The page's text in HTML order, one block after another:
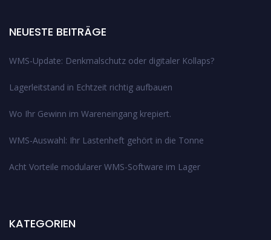
NEUESTE BEITRÄGE
WMS-Update: Denkmalschutz oder digitaler Kollaps?
Lagerleitstand in Echtzeit richtig aufbauen
Wo Ihr Gewinn im Wareneingang krepiert.
WMS-Auswahl: Ihr Lastenheft gehört in die Tonne
Acht Vorteile modularer WMS-Software im Lager
KATEGORIEN